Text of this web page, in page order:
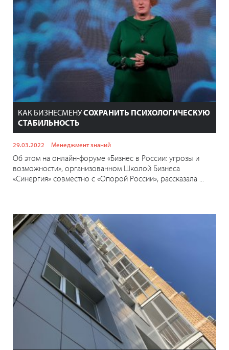
КАК БИЗНЕСМЕНУСОХРАНИТЬ ПСИХОЛОГИЧЕСКУЮ
СТАБИЛЬНОСТЬ
29.03.2022 Менеджмент знаний
Об этом на онлайн-форуме «Бизнес в России: угрозы и
возможности», организованном Школой Бизнеса
«Синергия» совместно с «Опорой России», рассказала ...